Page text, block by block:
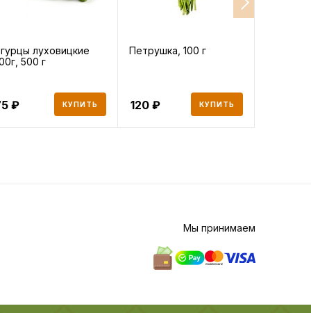
луховицкие
500 г
КУПИТЬ
Петрушка, 100 г
120 КУПИТЬ
Мы принимаем